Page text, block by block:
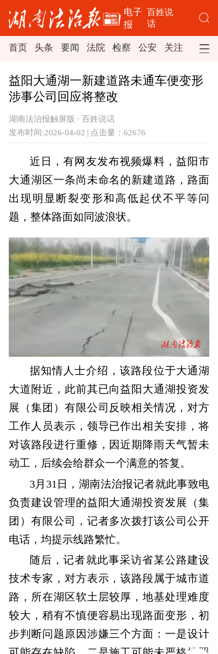
电子
报
百姓说
话
首页 头条 要闻 法院 检察 公安 关注 司法
益阳大通湖一新建道路未通车便变形
涉事公司回应将整改
湖南法治报触屏版 · 百姓说话
发布时间:2026-04-02 | 点击量：62676
近日，有网友发布视频爆料，益阳市
大通湖区一条尚未命名的新建道路，路面
出现明显断裂变形和高低起伏不平等问
题，整体路面如同波浪状。
据知情人士介绍，该路段位于大通湖
大道附近，此前其已向益阳大通湖投资发
展（集团）有限公司反映相关情况，对方
工作人员表示，领导已作出相关安排，将
对该路段进行重修，因近期降雨天气暂未
动工，后续会给群众一个满意的答复。
3月31日，湖南法治报记者就此事致电
负责建设管理的益阳大通湖投资发展（集
团）有限公司，记者多次拨打该公司公开
电话，均提示线路繁忙。
随后，记者就此事采访省某公路建设
技术专家，对方表示，该路段属于城市道
路，所在湖区软土层较厚，地基处理难度
较大，稍有不慎便容易出现路面变形，初
步判断问题原因涉嫌三个方面：一是设计